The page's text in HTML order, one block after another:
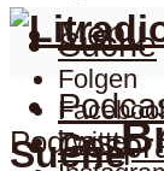
Folgen
Twitter
Menu
Suche
Suche
Podcast